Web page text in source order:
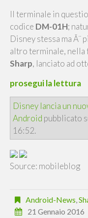
Il terminale in
codice DM-01H;
Disney stessa ma
altro terminale, nella
Sharp, lanciato ad
prosegui la lettura
Disney lancia un
Android pubblicato
16:52.
Source: mobileblog
Android-News
21 Gennaio 2016